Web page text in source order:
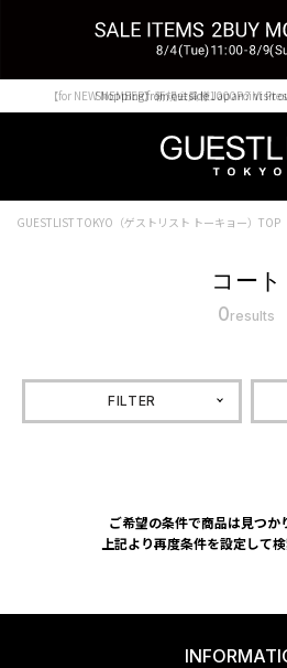
Shopping from outside Japan? Visit
【for NEW MEMBER】新規会員様1000Point
GUESTLIST TOKYO（ゲストリスト トーキョー）TOP
コート
0results
FILTER
ご希望の条件で商品は見つか
上記より再度条件を設定して